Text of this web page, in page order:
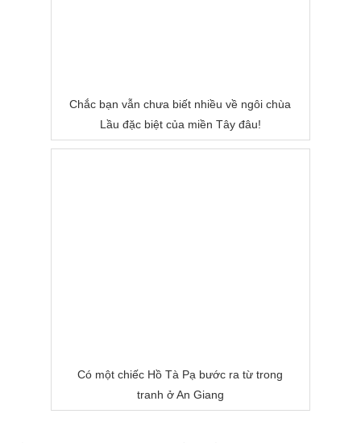
Chắc bạn vẫn chưa biết nhiều về ngôi chùa
Lầu đặc biệt của miền Tây đâu!
Có một chiếc Hồ Tà Pạ bước ra từ trong
tranh ở An Giang